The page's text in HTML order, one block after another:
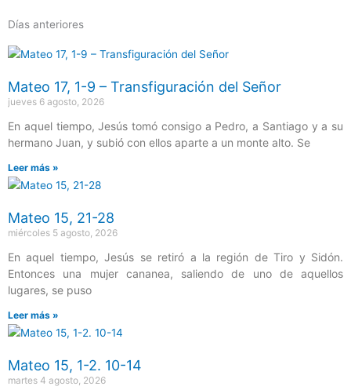
Días anteriores
Mateo 17, 1-9 – Transfiguración del Señor
jueves 6 agosto, 2026
En aquel tiempo, Jesús tomó consigo a Pedro, a Santiago y a su
hermano Juan, y subió con ellos aparte a un monte alto. Se
Leer más »
Mateo 15, 21-28
miércoles 5 agosto, 2026
En aquel tiempo, Jesús se retiró a la región de Tiro y Sidón.
Entonces una mujer cananea, saliendo de uno de aquellos
lugares, se puso
Leer más »
Mateo 15, 1-2. 10-14
martes 4 agosto, 2026
Página
Página
Página
Página
Página